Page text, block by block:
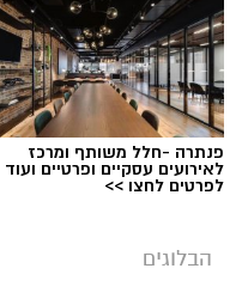
פנתרה -חלל משותף ומרכז
לאירועים עסקיים ופרטיים ועוד
לפרטים לחצו >>
הבלוגים